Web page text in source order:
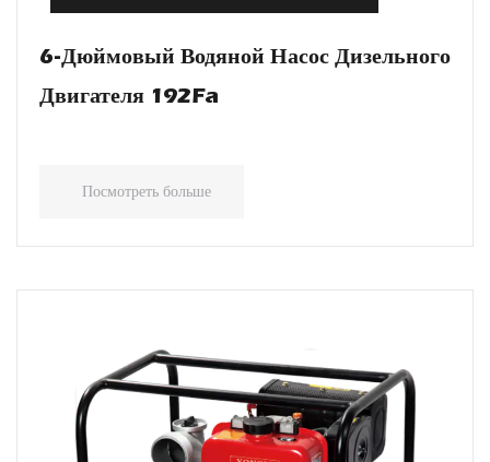
6-Дюймовый Водяной Насос Дизельного
Двигателя 192Fa
Посмотреть больше